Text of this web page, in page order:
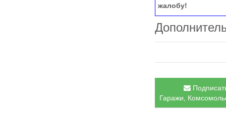
жалобу!
Гаражи,